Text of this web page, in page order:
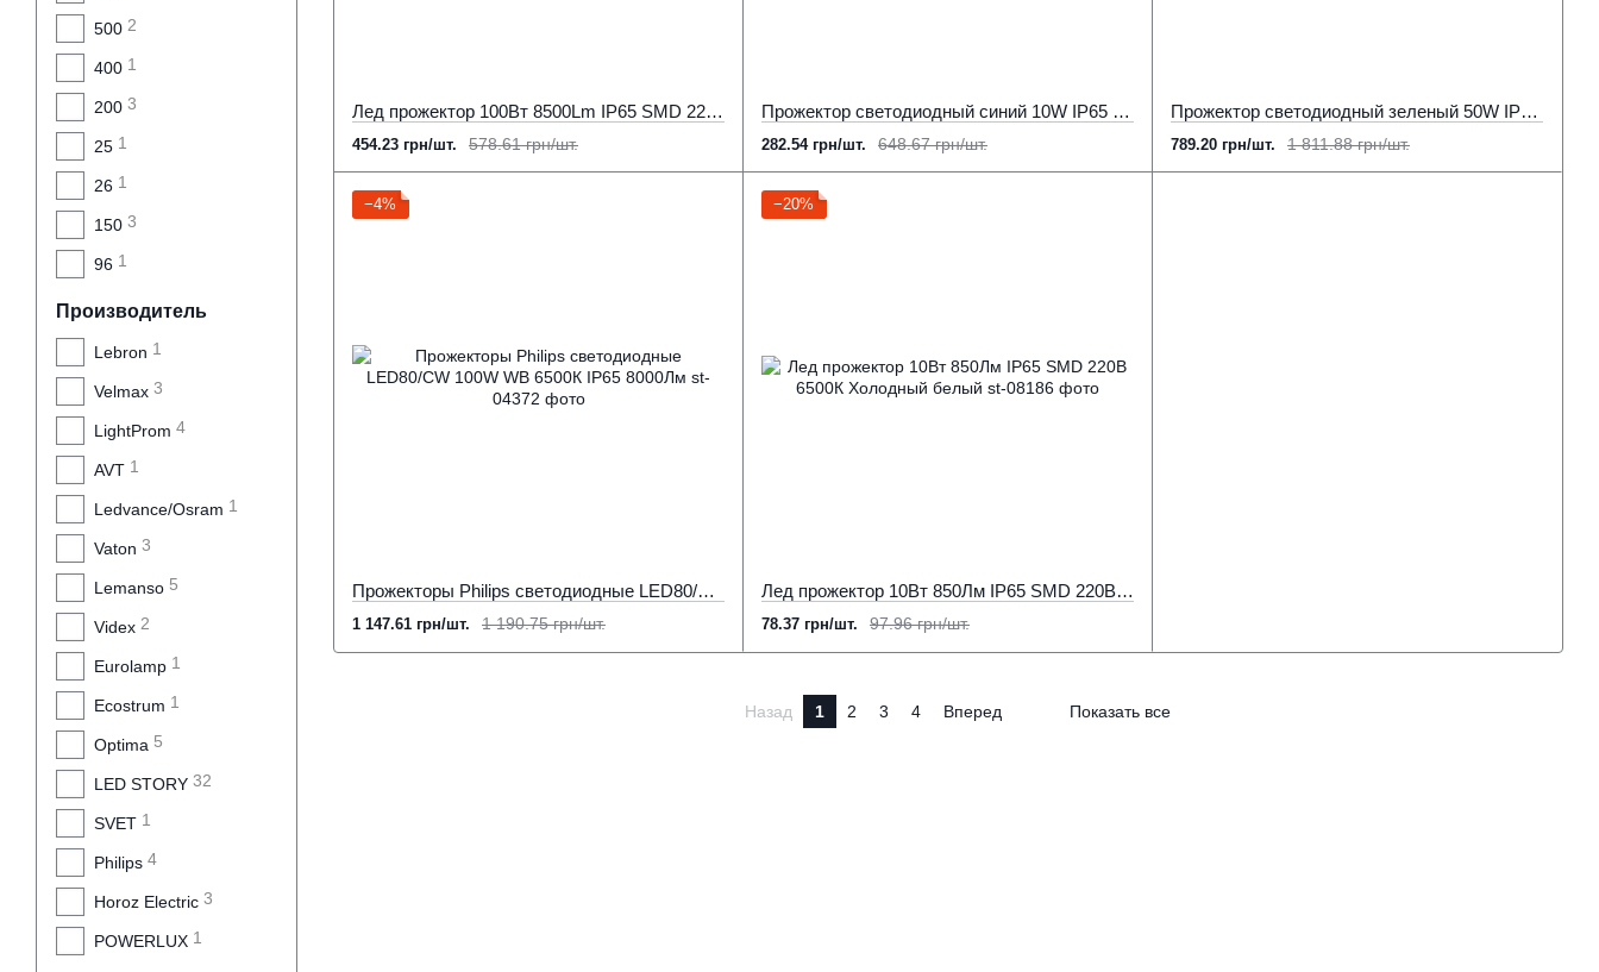
Лед прожектор 100Вт 8500Lm IP65 SMD 220В 6500К Холодний білий
578.61 грн/шт.
454.23 грн/шт.
Прожектор светодиодный синий 10W IP65 SMD2835 900Лм РЕМОНТОПРИДАТНИЙ
648.67 грн/шт.
282.54 грн/шт.
Прожектор светодиодный зеленый 50W IP65 SMD2835 4500Лм
1 811.88 грн/шт.
789.20 грн/шт.
−4%
Прожекторы Philips светодиодные LED80/CW 100W WB 6500К IP65 8000Лм
1 190.75 грн/шт.
1 147.61 грн/шт.
−20%
Лед прожектор 10Вт 850Лм IP65 SMD 220В 6500К Холодный белый
97.96 грн/шт.
78.37 грн/шт.
Назад 1 2 3 4 Вперед Показать все
500 2
400 1
200 3
25 1
26 1
150 3
96 1
Производитель
Lebron 1
Velmax 3
LightProm 4
AVT 1
Ledvance/Osram 1
Vaton 3
Lemanso 5
Videx 2
Eurolamp 1
Ecostrum 1
Optima 5
LED STORY 32
SVET 1
Philips 4
Horoz Electric 3
POWERLUX 1